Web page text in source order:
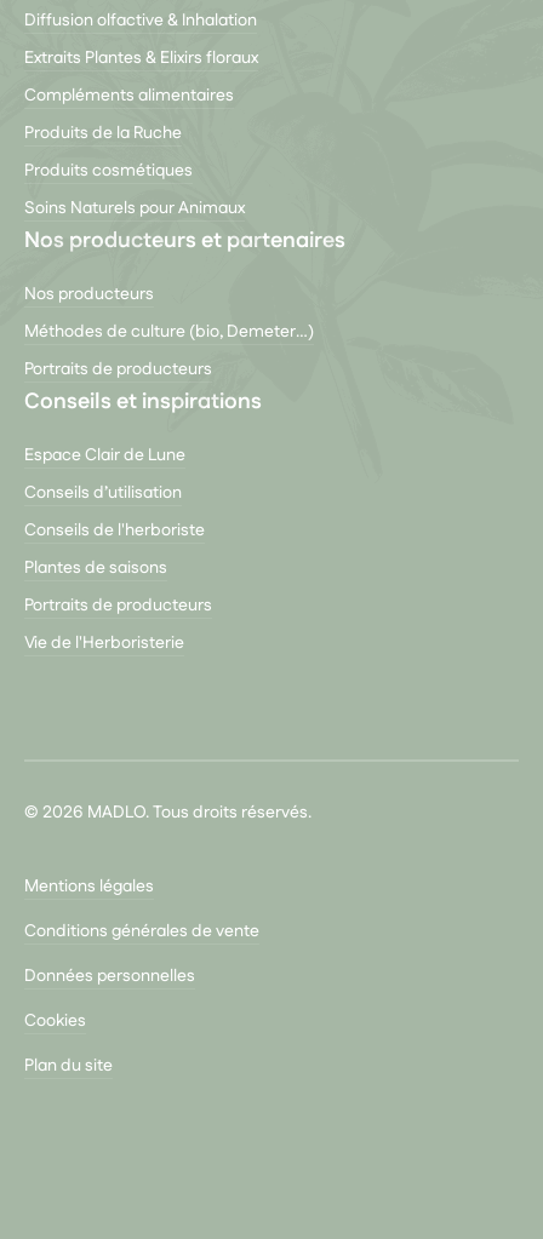
Diffusion olfactive & Inhalation
Extraits Plantes & Elixirs floraux
Compléments alimentaires
Produits de la Ruche
Produits cosmétiques
Soins Naturels pour Animaux
Nos producteurs et partenaires
Nos producteurs
Méthodes de culture (bio, Demeter…)
Portraits de producteurs
Conseils et inspirations
Espace Clair de Lune
Conseils d’utilisation
Conseils de l'herboriste
Plantes de saisons
Portraits de producteurs
Vie de l'Herboristerie
© 2026 MADLO. Tous droits réservés.
Mentions légales
Conditions générales de vente
Données personnelles
Cookies
Plan du site